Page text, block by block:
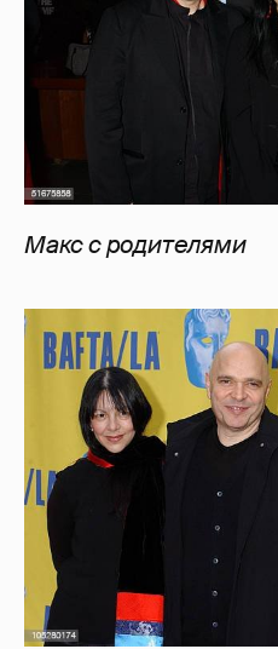
Макс с родителями